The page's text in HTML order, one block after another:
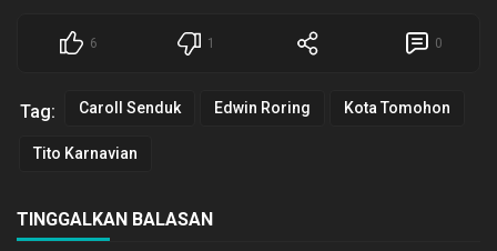
6 1 0
Tag: Caroll Senduk Edwin Roring Kota Tomohon
Tito Karnavian
TINGGALKAN BALASAN